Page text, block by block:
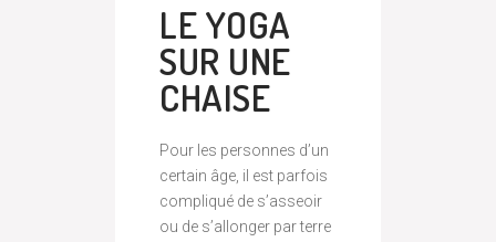
LE YOGA
SUR UNE
CHAISE
Pour les personnes d’un
certain âge, il est parfois
compliqué de s’asseoir
ou de s’allonger par terre